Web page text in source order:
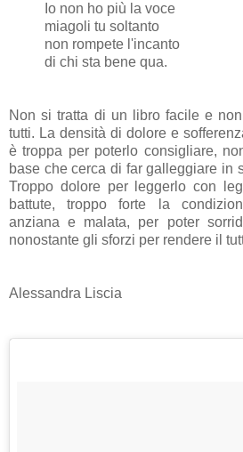
Io non ho più la voce
miagoli tu soltanto
non rompete l'incanto
di chi sta bene qua.
Non si tratta di un libro facile e
tutti. La densità di dolore e
è troppa per poterlo consigliare,
base che cerca di far galleggiare in
Troppo dolore per leggerlo con
battute, troppo forte la
anziana e malata, per poter
nonostante gli sforzi per rendere il
Alessandra Liscia